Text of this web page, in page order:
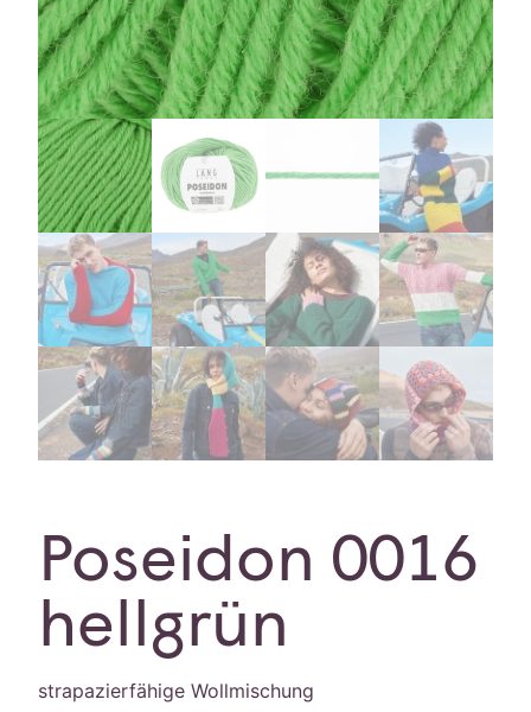
Poseidon 0016
hellgrün
strapazierfähige Wollmischung